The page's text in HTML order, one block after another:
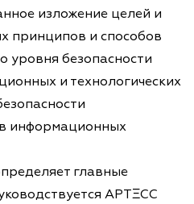
изложение целей и
принципов и способов
уровня безопасности
и технологических
информационных
главные
АРТΞСС